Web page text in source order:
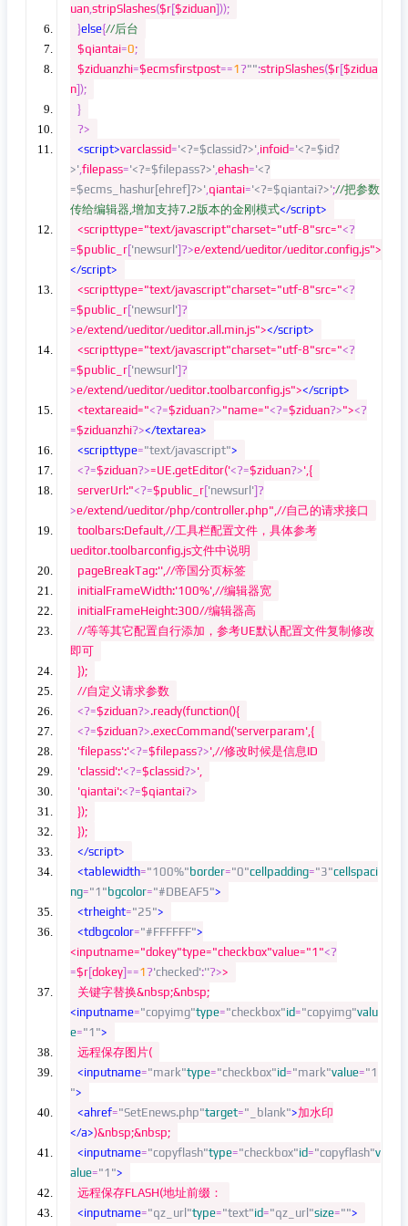
uan,stripSlashes($r[$ziduan]));
}else{//后台
$qiantai=0;
$ziduanzhi=$ecmsfirstpost==1?"":stripSlashes($r[$zidua
n]);
}
?>
<script>varclassid='<?=$classid?>',infoid='<?=$id?
>',filepass='<?=$filepass?>',ehash='<?
=$ecms_hashur[ehref]?>',qiantai='<?=$qiantai?>';//把参数
传给编辑器,增加支持7.2版本的金刚模式</script>
<scripttype="text/javascript"charset="utf-8"src="<?
=$public_r['newsurl']?>e/extend/ueditor/ueditor.config.js">
</script>
<scripttype="text/javascript"charset="utf-8"src="<?
=$public_r['newsurl']?
>e/extend/ueditor/ueditor.all.min.js"></script>
<scripttype="text/javascript"charset="utf-8"src="<?
=$public_r['newsurl']?
>e/extend/ueditor/ueditor.toolbarconfig.js"></script>
<textareaid="<?=$ziduan?>"name="<?=$ziduan?>"><?
=$ziduanzhi?></textarea>
<scripttype="text/javascript">
<?=$ziduan?>=UE.getEditor('<?=$ziduan?>',{
serverUrl:"<?=$public_r['newsurl']?
>e/extend/ueditor/php/controller.php",//自己的请求接口
toolbars:Default,//工具栏配置文件，具体参考
ueditor.toolbarconfig.js文件中说明
pageBreakTag:'',//帝国分页标签
initialFrameWidth:'100%',//编辑器宽
initialFrameHeight:300//编辑器高
//等等其它配置自行添加，参考UE默认配置文件复制修改
即可
});
//自定义请求参数
<?=$ziduan?>.ready(function(){
<?=$ziduan?>.execCommand('serverparam',{
'filepass':'<?=$filepass?>',//修改时候是信息ID
'classid':'<?=$classid?>',
'qiantai':<?=$qiantai?>
});
});
</script>
<tablewidth="100%"border="0"cellpadding="3"cellspaci
ng="1"bgcolor="#DBEAF5">
<trheight="25">
<tdbgcolor="#FFFFFF">
<inputname="dokey"type="checkbox"value="1"<?
=$r[dokey]==1?'checked':''?>>
关键字替换&nbsp;&nbsp;
<inputname="copyimg"type="checkbox"id="copyimg"valu
e="1">
远程保存图片(
<inputname="mark"type="checkbox"id="mark"value="1
">
<ahref="SetEnews.php"target="_blank">加水印
</a>)&nbsp;&nbsp;
<inputname="copyflash"type="checkbox"id="copyflash"v
alue="1">
远程保存FLASH(地址前缀：
<inputname="qz_url"type="text"id="qz_url"size="">